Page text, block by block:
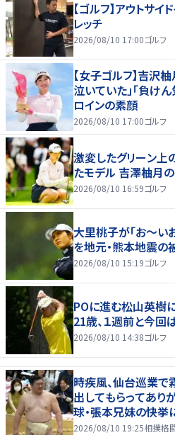
【ゴルフ】アウトサ
レッチ
2026/08/10 17:00ゴルフ
【女子ゴルフ】吉沢
泣いていた」「負け
ロインの素顔
2026/08/10 17:00ゴルフ
激変したグリーン上
たモデル 吉澤柚月
2026/08/10 16:59ゴルフ
大里桃子が「お～い
を地元・熊本地震の
2026/08/10 15:19ゴルフ
POに進む松山英樹
21歳、１週前と今
2026/08/10 14:38ゴルフ
時疾風、仙台巡業で
出してもらってあ
球・張本兄妹の快挙
2026/08/10 19:25相撲格